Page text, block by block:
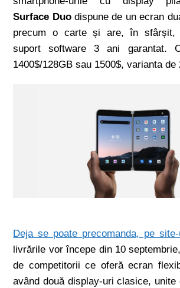
Surface Duodispune de un ecran
precum o carte și are, în sfârșit,
suport software 3 ani garantat.
1400$/128GB sau 1500$, varianta de
Deja se poate precomanda, pe
livrările vor începe din 10
de competitorii ce oferă ecran
având două display-uri clasice, unite